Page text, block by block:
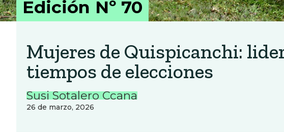
Edición Nº 70
Mujeres de Quispicanchi:
tiempos de elecciones
Susi Sotalero Ccana
26 de marzo, 2026